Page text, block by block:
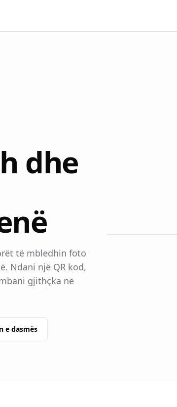
dhe
të mbledhin foto
Ndani një QR kod,
gjithçka në
e dasmës